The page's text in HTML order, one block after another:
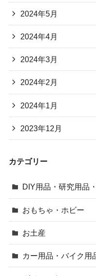
2024年5月
2024年4月
2024年3月
2024年2月
2024年1月
2023年12月
カテゴリー
DIY用品・研究用品
おもちゃ・ホビー
お土産
カー用品・バイク用